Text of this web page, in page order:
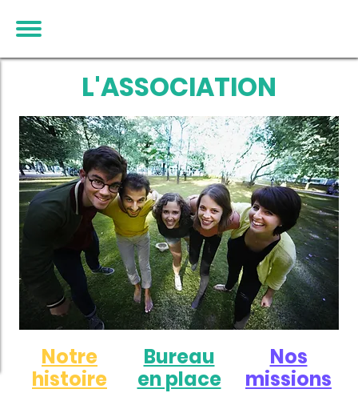
L'ASSOCIATION
Notre
histoire
Bureau
en place
Nos
missions